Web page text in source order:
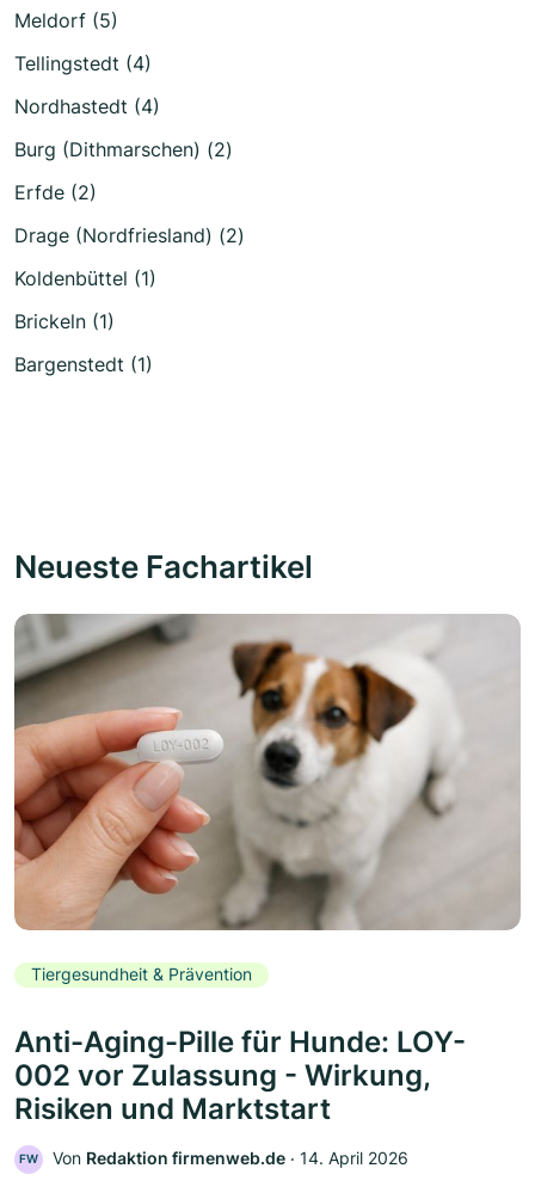
Meldorf (5)
Tellingstedt (4)
Nordhastedt (4)
Burg (Dithmarschen) (2)
Erfde (2)
Drage (Nordfriesland) (2)
Koldenbüttel (1)
Brickeln (1)
Bargenstedt (1)
Neueste Fachartikel
Tiergesundheit & Prävention
Anti-Aging-Pille für Hunde: LOY-
002 vor Zulassung - Wirkung,
Risiken und Marktstart
FW Von Redaktion firmenweb.de ‧ 14. April 2026